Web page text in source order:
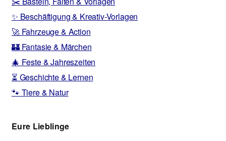
✨ Beschäftigung & Kreativ-Vorlagen
🚀 Fahrzeuge & Action
🏰 Fantasie & Märchen
🎄 Feste & Jahreszeiten
⏳ Geschichte & Lernen
🐾 Tiere & Natur
Eure Lieblinge